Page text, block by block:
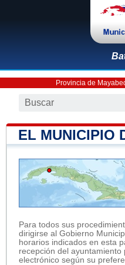
Provincia de
EL MUNICIPIO
Para todos sus
dirigirse al Gobierno
horarios indicados en esta
recepción del
electrónico según su